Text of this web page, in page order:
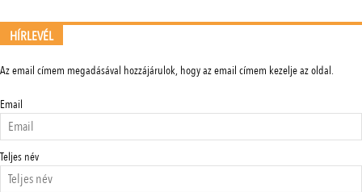
HÍRLEVÉL
Az email címem megadásával hozzájárulok, hogy az email címem kezelje az oldal.
Email
Teljes név